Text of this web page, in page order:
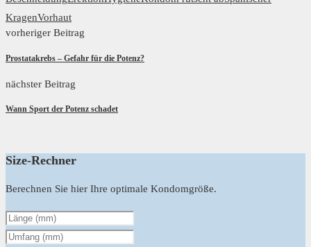
KragenVorhaut
vorheriger Beitrag
Prostatakrebs – Gefahr für die Potenz?
nächster Beitrag
Wann Sport der Potenz schadet
Size-Rechner
Berechnen Sie hier Ihre optimale Kondomgröße.